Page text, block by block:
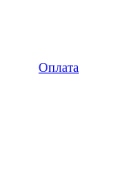
Оплата